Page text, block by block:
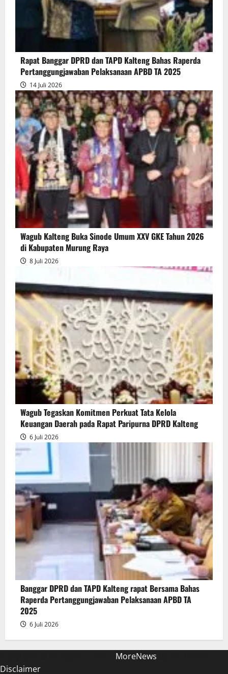
Persetujuan
Bersama
Raperda
Pertanggungjawaban
Pelaksanaan
APBD
2025
Rapat Banggar DPRD dan TAPD Kalteng Bahas Raperda
Pertanggungjawaban Pelaksanaan APBD TA 2025
14 Juli 2026
Wagub Kalteng Buka Sinode Umum XXV GKE Tahun 2026
di Kabupaten Murung Raya
8 Juli 2026
Wagub Tegaskan Komitmen Perkuat Tata Kelola
Keuangan Daerah pada Rapat Paripurna DPRD Kalteng
6 Juli 2026
Banggar DPRD dan TAPD Kalteng rapat Bersama Bahas
Raperda Pertanggungjawaban Pelaksanaan APBD TA
2025
6 Juli 2026
MoreNews
Disclaimer